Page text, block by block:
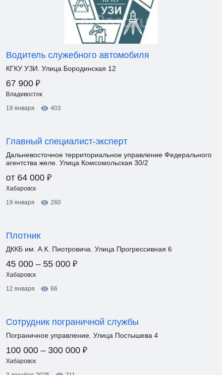
Водитель служебного автомобиля
КГКУ УЗИ. Улица Бородинская 12
67 900 ₽
Владивосток
19 января
403
Главный специалист-эксперт
Дальневосточное территориальное управление Федерального
агентства желе. Улица Комсомольская 30/2
от 64 000 ₽
Хабаровск
19 января
260
Плотник
ДККБ им. А.К. Пиотровича. Улица Прогрессивная 6
45 000 – 55 000 ₽
Хабаровск
12 января
66
Сотрудник пограничной службы
Пограничное управление. Улица Постышева 4
100 000 – 300 000 ₽
Хабаровск